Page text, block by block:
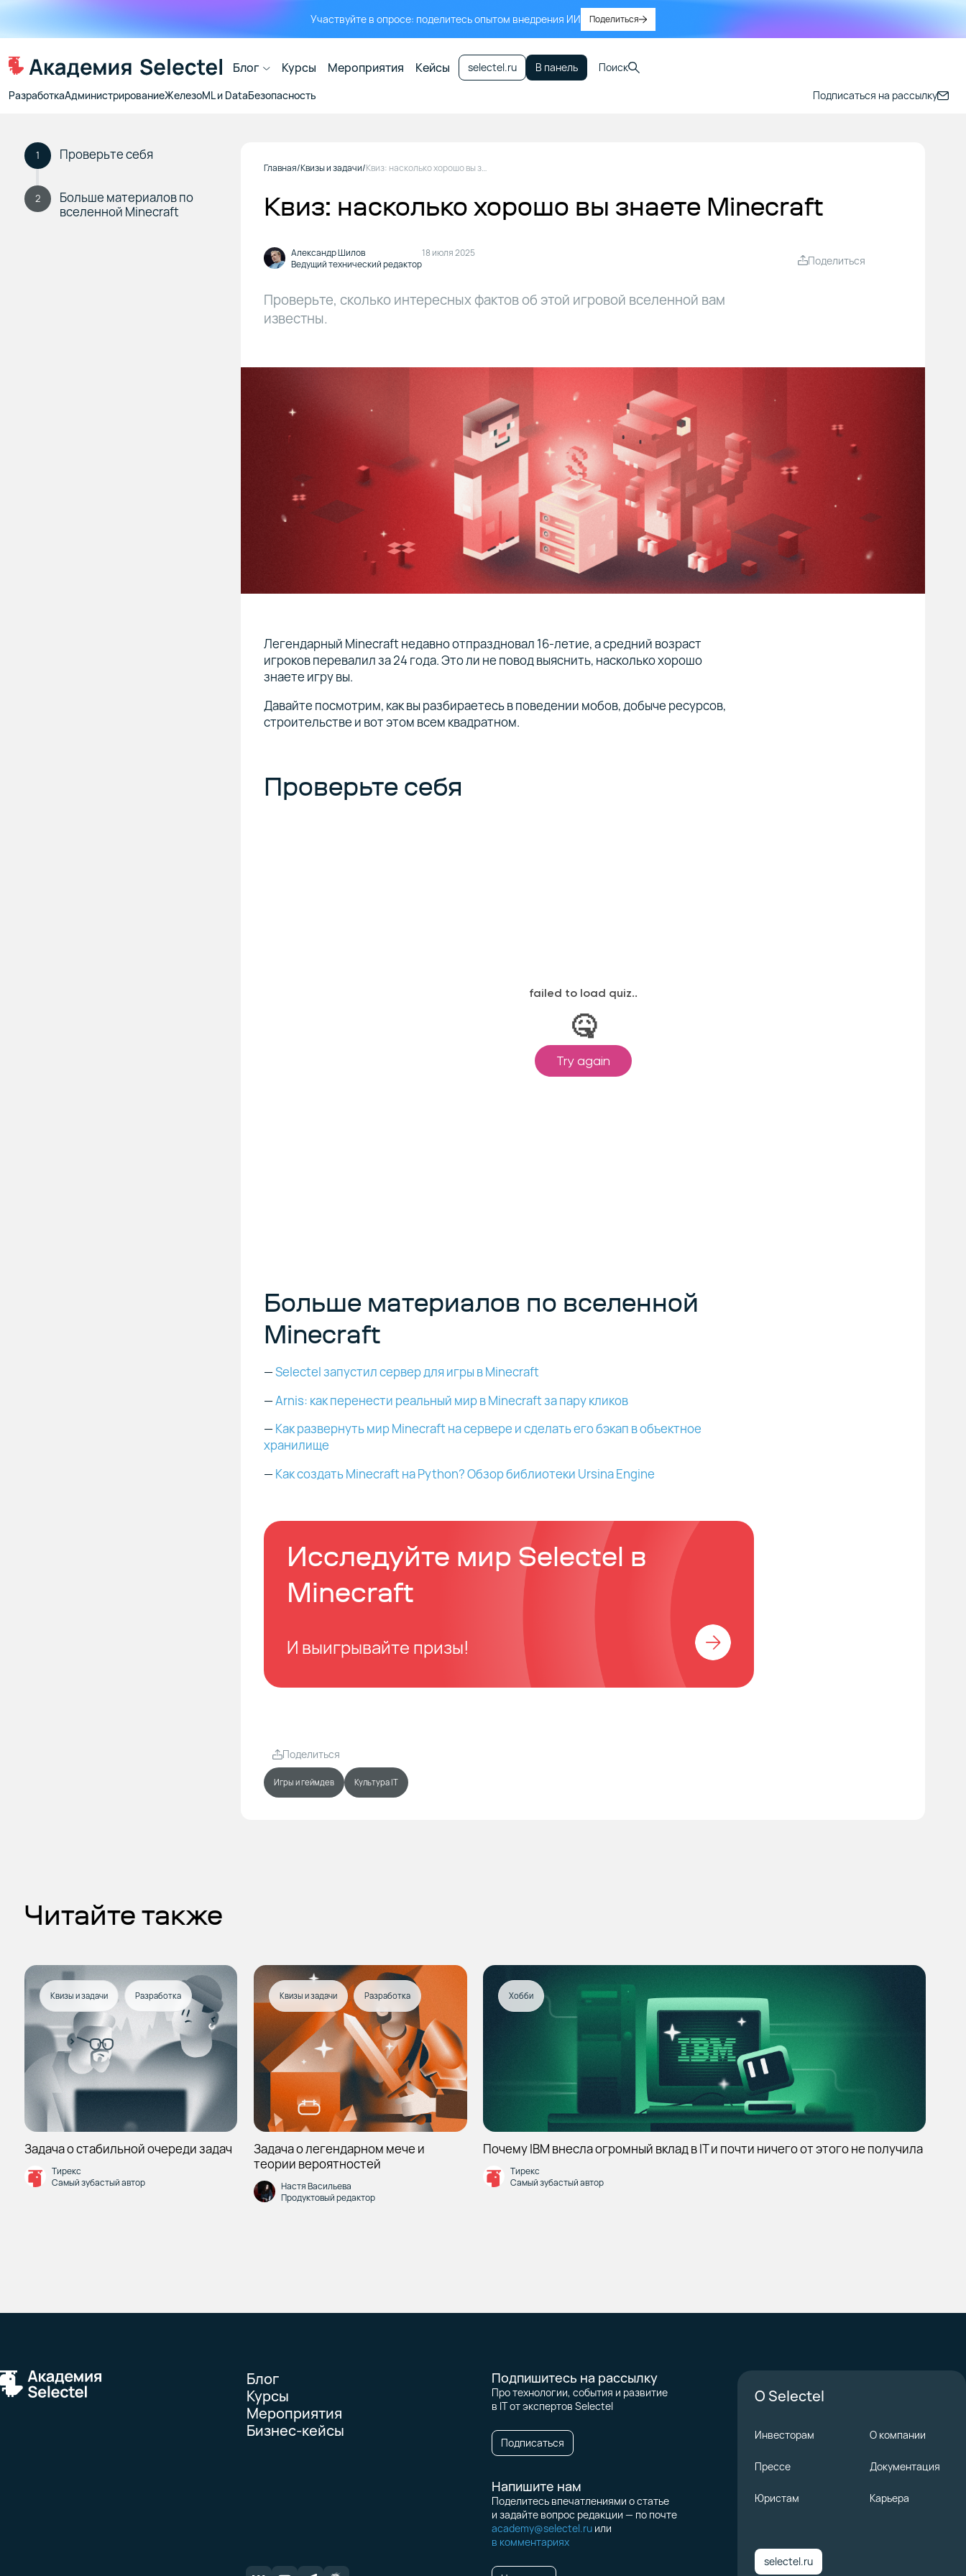
Участвуйте в опросе: поделитесь опытом внедрения ИИ Поделиться
Блог Курсы Мероприятия Кейсы selectel.ru В панель Поиск
РазработкаАдминистрированиеЖелезоML и DataБезопасность Подписаться на рассылку
1 Проверьте себя
2
Больше материалов по
вселенной Minecraft
Главная Квизы и задачи Квиз: насколько хорошо вы знаете Minecraft
Квиз: насколько хорошо вы знаете Minecraft
Александр Шилов
Ведущий технический редактор
18 июля 2025
Поделиться
Проверьте, сколько интересных фактов об этой игровой вселенной вам
известны.
Легендарный Minecraft недавно отпраздновал 16-летие, а средний возраст
игроков перевалил за 24 года. Это ли не повод выяснить, насколько хорошо
знаете игру вы.
Давайте посмотрим, как вы разбираетесь в поведении мобов, добыче ресурсов,
строительстве и вот этом всем квадратном.
Проверьте себя
Больше материалов по вселенной
Minecraft
—Selectel запустил сервер для игры в Minecraft
—Arnis: как перенести реальный мир в Minecraft за пару кликов
— Как развернуть мир Minecraft на сервере и сделать его бэкап в объектное
хранилище
— Как создать Minecraft на Python? Обзор библиотеки Ursina Engine
Исследуйте мир Selectel в
Minecraft
И выигрывайте призы!
Поделиться
Игры и геймдев Культура IT
Читайте также
Квизы и задачи Разработка
Задача о стабильной очереди задач
Тирекс
Самый зубастый автор
Квизы и задачи Разработка
Задача о легендарном мече и
теории вероятностей
Настя Васильева
Продуктовый редактор
Хобби
Почему IBM внесла огромный вклад в IT и почти ничего от этого не получила
Тирекс
Самый зубастый автор
Блог
Курсы
Мероприятия
Бизнес-кейсы
Подпишитесь на рассылку
Про технологии, события и развитие
в IT от экспертов Selectel
Подписаться
Напишите нам
Поделитесь впечатлениями о статье
и задайте вопрос редакции — по почте
academy@selectel.ru или
в комментариях
О Selectel
Инвесторам О компании
Прессе Документация
Юристам Карьера
selectel.ru